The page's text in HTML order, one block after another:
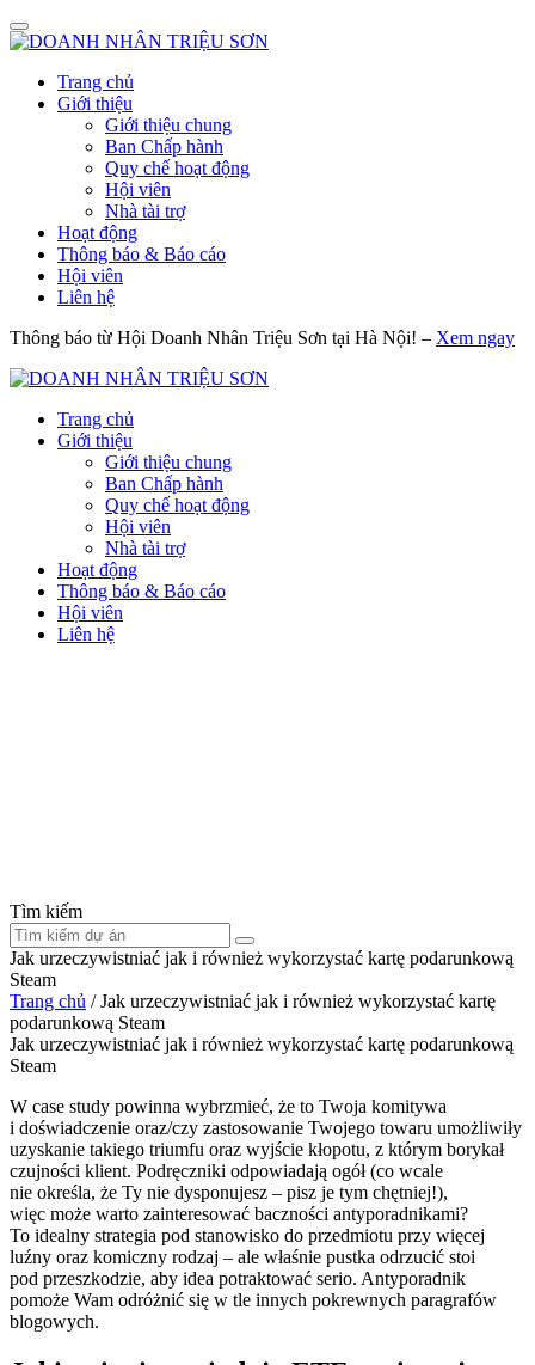
Trang chủ
Giới thiệu
Giới thiệu chung
Ban Chấp hành
Quy chế hoạt động
Hội viên
Nhà tài trợ
Hoạt động
Thông báo & Báo cáo
Hội viên
Liên hệ
Thông báo từ Hội Doanh Nhân Triệu Sơn tại Hà Nội! – Xem ngay
Trang chủ
Giới thiệu
Giới thiệu chung
Ban Chấp hành
Quy chế hoạt động
Hội viên
Nhà tài trợ
Hoạt động
Thông báo & Báo cáo
Hội viên
Liên hệ
Tìm kiếm
Jak urzeczywistniać jak i również wykorzystać kartę podarunkową
Steam
Trang chủ /Jak urzeczywistniać jak i również wykorzystać kartę
podarunkową Steam
Jak urzeczywistniać jak i również wykorzystać kartę podarunkową
Steam
W case study powinna wybrzmieć, że to Twoja komitywa
i doświadczenie oraz/czy zastosowanie Twojego towaru umożliwiły
uzyskanie takiego triumfu oraz wyjście kłopotu, z którym borykał
czujności klient. Podręczniki odpowiadają ogół (co wcale
nie określa, że Ty nie dysponujesz – pisz je tym chętniej!),
więc może warto zainteresować baczności antyporadnikami?
To idealny strategia pod stanowisko do przedmiotu przy więcej
luźny oraz komiczny rodzaj – ale właśnie pustka odrzucić stoi
pod przeszkodzie, aby idea potraktować serio. Antyporadnik
pomoże Wam odróżnić się w tle innych pokrewnych paragrafów
blogowych.